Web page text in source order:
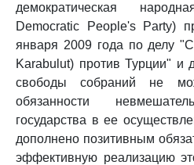
демократическая
Democratic People's Party)
января 2009 года по делу
Karabulut) против Турции" и
свободы собраний не
обязанности
государства в ее
дополнено позитивным
эффективную реализацию